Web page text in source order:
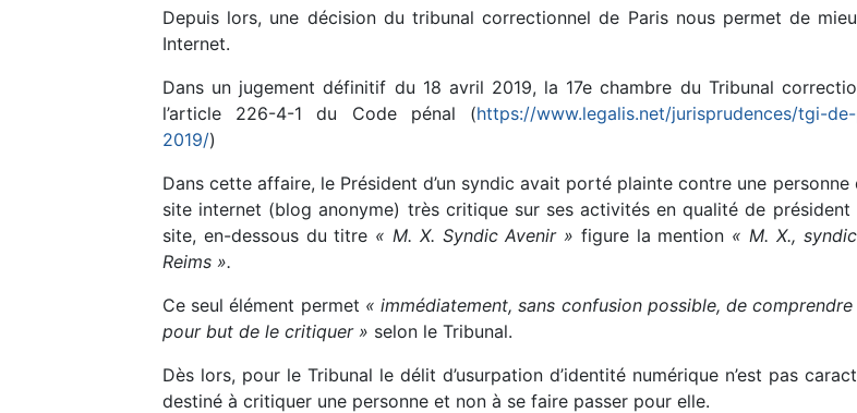
Depuis lors, une décision du tribunal correctionnel de Paris nous permet de
Internet.
Dans un jugement définitif du 18 avril 2019, la 17e chambre du Tribunal
l’article 226-4-1 du Code pénal (https://www.legalis.net/jurisprudences/tgi-
2019/)
Dans cette affaire, le Président d’un syndic avait porté plainte contre une personne
site internet (blog anonyme) très critique sur ses activités en qualité de
site, en-dessous du titre « M. X. Syndic Avenir » figure la mention « M. X.,
Reims ».
Ce seul élément permet « immédiatement, sans confusion possible, de
pour but de le critiquer » selon le Tribunal.
Dès lors, pour le Tribunal le délit d’usurpation d’identité numérique n’est pas
destiné à critiquer une personne et non à se faire passer pour elle.